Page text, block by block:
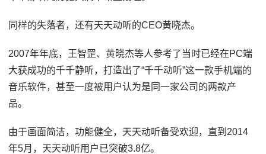
同样的失落者，还有天天动听的CEO黄晓杰。
2007年年底，王智罡、黄晓杰等人参考了当时已经在PC端
大获成功的千千静听，打造出了“千千动听”这一款手机端的
音乐软件，甚至一度被用户认为是同一家公司的两款产
品。
由于画面简洁，功能健全，天天动听备受欢迎，直到2014
年5月，天天动听用户已突破3.8亿。